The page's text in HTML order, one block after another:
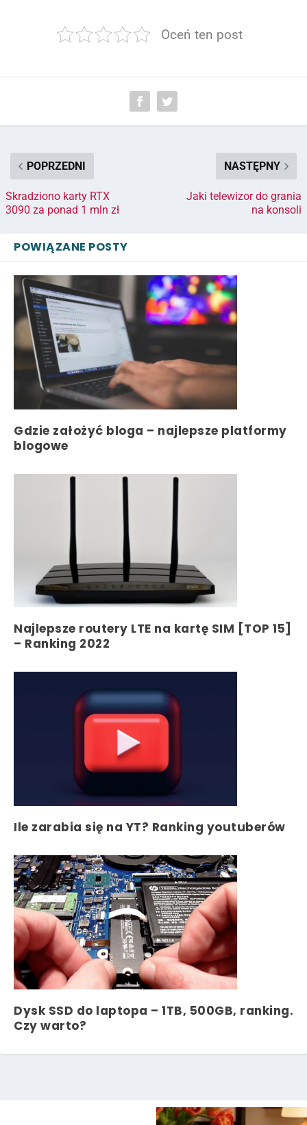
Oceń ten post
POPRZEDNI
Skradziono karty RTX
3090 za ponad 1 mln zł
NASTĘPNY
Jaki telewizor do grania
na konsoli
POWIĄZANE POSTY
Gdzie założyć bloga – najlepsze platformy
blogowe
Najlepsze routery LTE na kartę SIM [TOP 15]
– Ranking 2022
Ile zarabia się na YT? Ranking youtuberów
Dysk SSD do laptopa – 1TB, 500GB, ranking.
Czy warto?